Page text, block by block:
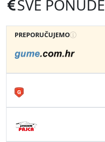
SVE PONUDE
PREPORUČUJEMO